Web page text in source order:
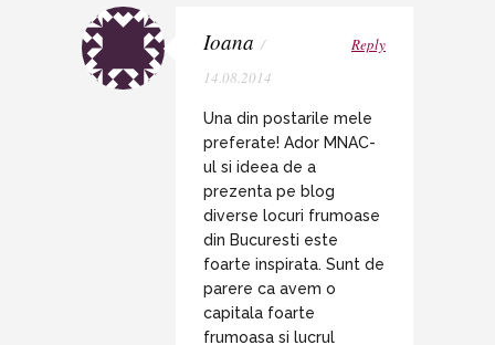
Ioana /
14.08.2014
Reply
Una din postarile mele
preferate! Ador MNAC-
ul si ideea de a
prezenta pe blog
diverse locuri frumoase
din Bucuresti este
foarte inspirata. Sunt de
parere ca avem o
capitala foarte
frumoasa si lucrul